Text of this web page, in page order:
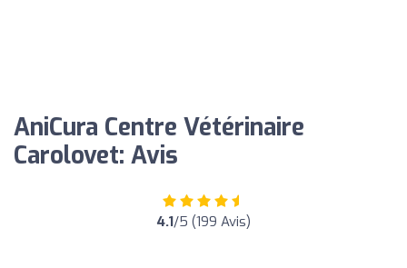
AniCura Centre Vétérinaire
Carolovet: Avis
4.1/5 (199 Avis)